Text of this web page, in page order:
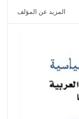
المزيد عن المؤلف